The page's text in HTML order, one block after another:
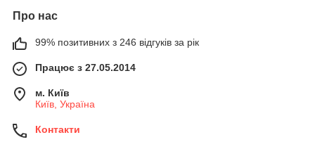
Про нас
99% позитивних з 246 відгуків за рік
Працює з 27.05.2014
м. Київ
Київ, Україна
Контакти